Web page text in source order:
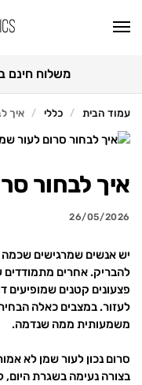
משלוח חינם
עמוד הבית / כללי / איך
איך לבחור
26/05/2026
יש אנשים שמרגישים
להבריק. אחרים מתמודדים
פצעונים קטנים שמופיעים
לעזור. במצבים כאלה
משמעותית ממה שנדמה.
סרום נכון לעור שמן לא
בצורה נעימה בשגרת היום,